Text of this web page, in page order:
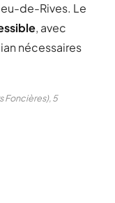
de-Rives. Le
, avec
nécessaires
Foncières), 5